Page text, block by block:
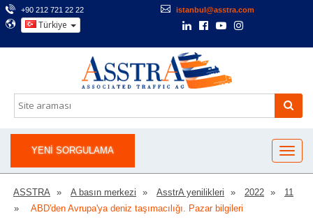
+90 212 721 22 22 istanbul@asstra.com
Türkiye
YENI SORGULAMA
ASSTRA A basın merkezi AsstrA yenilikleri 2022
11
ABD'den Avrupa'ya deniz taşımacılığı. Pazar bilgileri